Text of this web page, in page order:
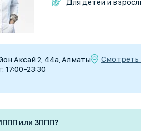
Аксай 2, 44а, Алматы
Смотреть
17:00-23:30
или ЗППП?